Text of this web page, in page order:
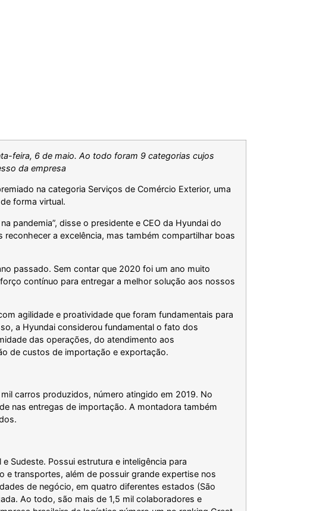
feira, 6 de maio. Ao todo foram 9 categorias cujos
da empresa
na categoria Serviços de Comércio Exterior, uma
forma virtual.
pandemia”, disse o presidente e CEO da Hyundai do
reconhecer a excelência, mas também compartilhar boas
passado. Sem contar que 2020 foi um ano muito
contínuo para entregar a melhor solução aos nossos
agilidade e proatividade que foram fundamentais para
a Hyundai considerou fundamental o fato dos
das operações, do atendimento aos
de custos de importação e exportação.
carros produzidos, número atingido em 2019. No
nas entregas de importação. A montadora também
Sudeste. Possui estrutura e inteligência para
transportes, além de possuir grande expertise nos
de negócio, em quatro diferentes estados (São
Ao todo, são mais de 1,5 mil colaboradores e